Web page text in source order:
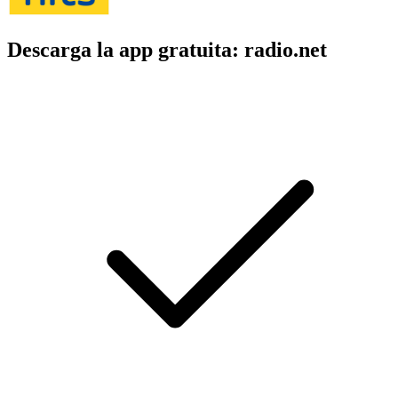
Descarga la app gratuita: radio.net